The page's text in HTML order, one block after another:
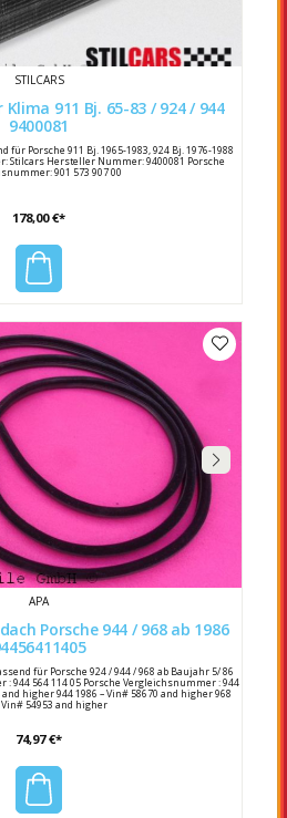
STILCARS
911 Bj. 65-83 / 924 / 944
9400081
für Porsche 911 Bj. 1965-1983, 924 Bj. 1976-1988
Stilcars Hersteller Nummer: 9400081 Porsche
901 573 907 00
178,00 €*
APA
ab 1986
für Porsche 924 / 944 / 968 ab Baujahr 5/ 86
944 564 114 05 Porsche Vergleichsnummer : 944
and higher 944 1986 – Vin# 58670 and higher 968
Vin# 54953 and higher
74,97 €*